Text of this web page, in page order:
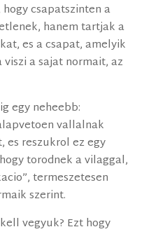
csapatszinten a
hanem tartjak a
es a csapat, amelyik
a sajat normait, az
egy neheebb:
vallalnak
es reszukrol ez egy
torodnek a vilaggal,
termeszetesen
szerint.
vegyuk? Ezt hogy